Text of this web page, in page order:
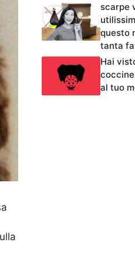
scarpe
questo
tanta
Hai
al tuo